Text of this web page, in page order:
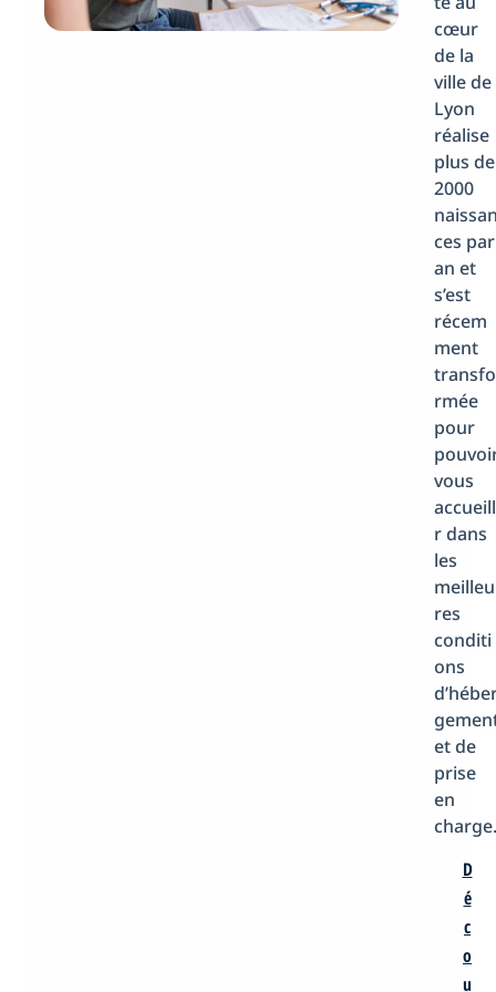
cœur
de la
ville de
Lyon
réalise
plus de
2000
ces par
an et
s’est
récem
ment
transfo
rmée
pour
vous
r dans
les
meilleu
res
conditi
ons
et de
prise
en
charge.
D
é
c
o
u